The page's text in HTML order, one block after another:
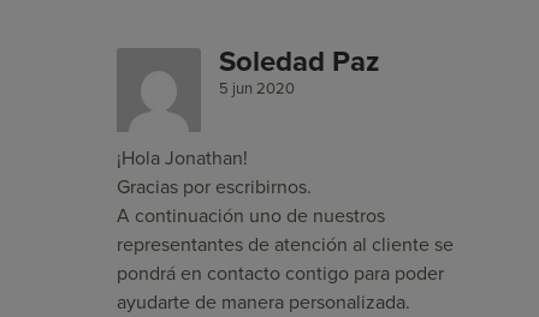
Soledad Paz
5 jun 2020
¡Hola Jonathan!
Gracias por escribirnos.
A continuación uno de nuestros
representantes de atención al cliente se
pondrá en contacto contigo para poder
ayudarte de manera personalizada.